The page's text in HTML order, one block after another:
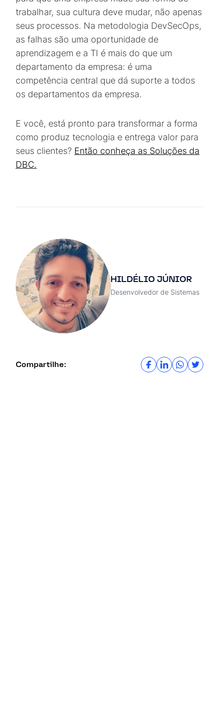
trabalhar, sua cultura deve mudar, não apenas
seus processos. Na metodologia DevSecOps,
as falhas são uma oportunidade de
aprendizagem e a TI é mais do que um
departamento da empresa: é uma
competência central que dá suporte a todos
os departamentos da empresa.
E você, está pronto para transformar a forma
como produz tecnologia e entrega valor para
seus clientes? Então conheça as Soluções da
DBC.
HILDÉLIO JÚNIOR
Desenvolvedor de Sistemas
Compartilhe: